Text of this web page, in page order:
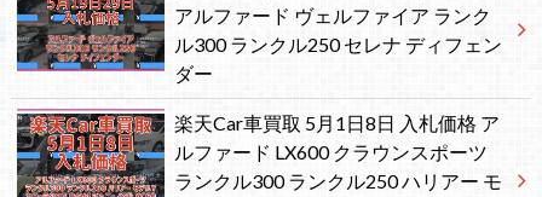
アルファード ヴェルファイア ランク
ル300 ランクル250 セレナ ディフェン
ダー
楽天Car車買取 5月1日8日 入札価格 ア
ルファード LX600 クラウンスポーツ
ランクル300 ランクル250 ハリアー モ